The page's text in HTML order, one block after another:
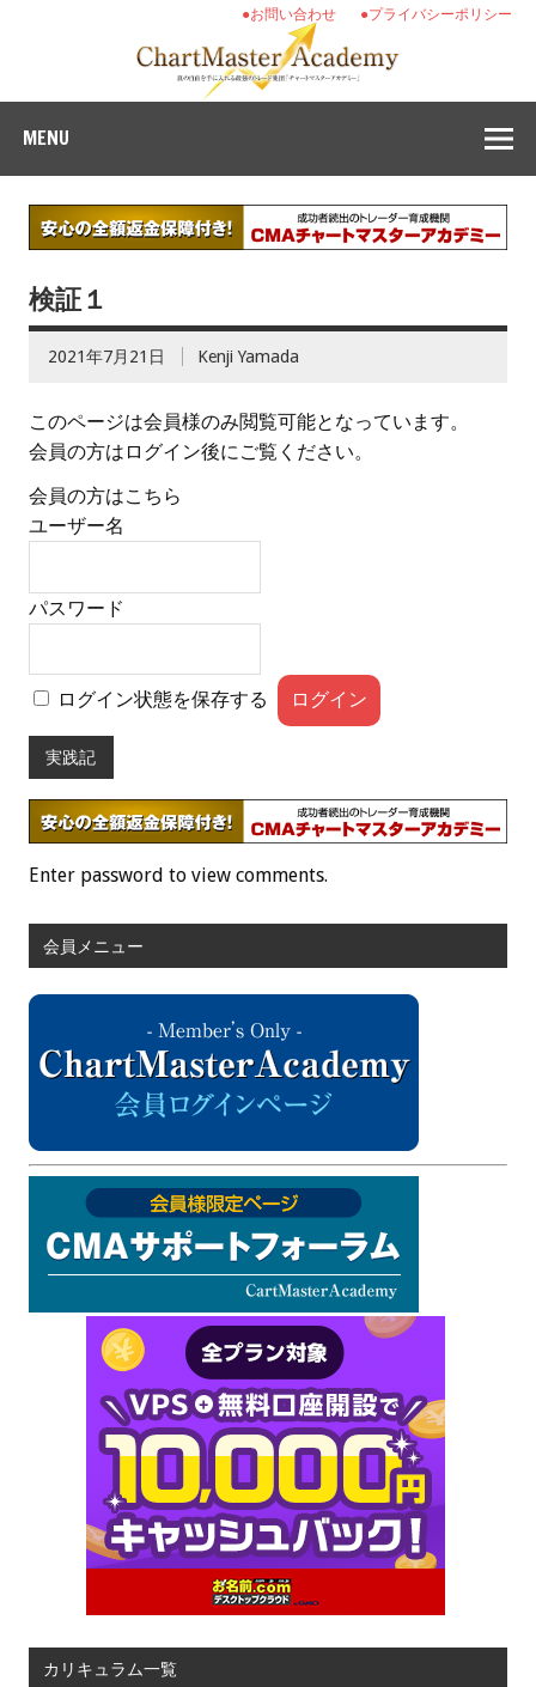
●プライバシーポリシー
●お問い合わせ
MENU
検証１
2021年7月21日 Kenji Yamada
このページは会員様のみ閲覧可能となっています。
会員の方はログイン後にご覧ください。
会員の方はこちら
ユーザー名
パスワード
ログイン状態を保存する
実践記
Enter password to view comments.
会員メニュー
カリキュラム一覧